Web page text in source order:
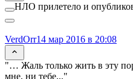
НЛО прилетело и
VerdOrr14 мар 2016 в 20:08
"… Жаль только жить в эту
мне, ни тебе..."